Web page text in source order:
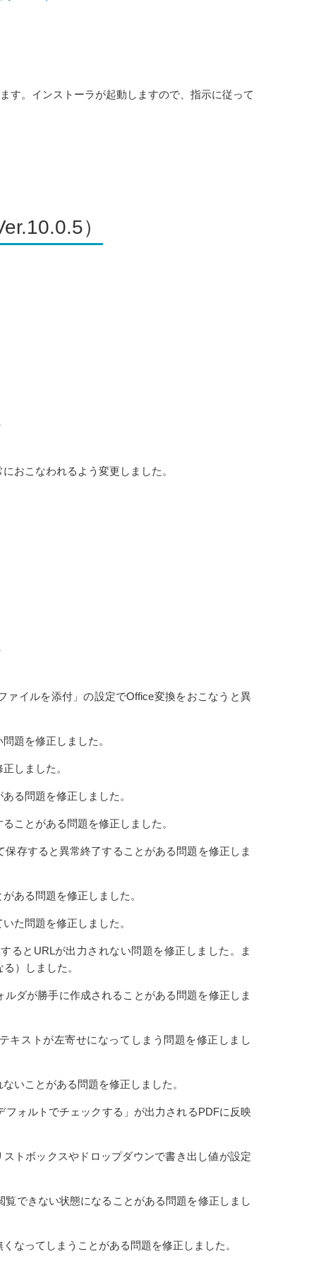
す。インストーラが起動しますので、指示に従って
）
おこなわれるよう変更しました。
ァイルを添付」の設定でOffice変換をおこなうと異
題を修正しました。
しました。
る問題を修正しました。
ことがある問題を修正しました。
存すると異常終了することがある問題を修正しま
ある問題を修正しました。
た問題を修正しました。
るとURLが出力されない問題を修正しました。ま
）しました。
ダが勝手に作成されることがある問題を修正しま
キストが左寄せになってしまう問題を修正しまし
いことがある問題を修正しました。
ォルトでチェックする」が出力されるPDFに反映
トボックスやドロップダウンで書き出し値が設定
できない状態になることがある問題を修正しまし
なってしまうことがある問題を修正しました。